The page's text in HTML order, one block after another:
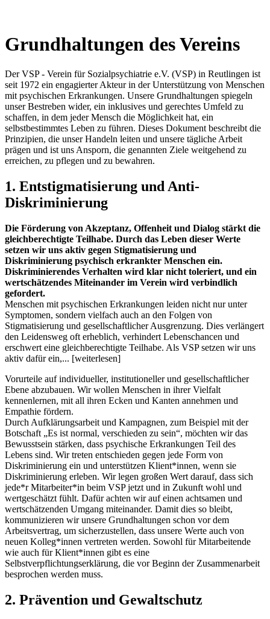
Grundhaltungen des Vereins
Der VSP - Verein für Sozialpsychiatrie e.V. (VSP) in Reutlingen ist
seit 1972 ein engagierter Akteur in der Unterstützung von Menschen
mit psychischen Erkrankungen. Unsere Grundhaltungen spiegeln
unser Bestreben wider, ein inklusives und gerechtes Umfeld zu
schaffen, in dem jeder Mensch die Möglichkeit hat, ein
selbstbestimmtes Leben zu führen. Dieses Dokument beschreibt die
Prinzipien, die unser Handeln leiten und unsere tägliche Arbeit
prägen und ist uns Ansporn, die genannten Ziele weitgehend zu
erreichen, zu pflegen und zu bewahren.
1. Entstigmatisierung und Anti-
Diskriminierung
Die Förderung von Akzeptanz, Offenheit und Dialog stärkt die
gleichberechtigte Teilhabe. Durch das Leben dieser Werte
setzen wir uns aktiv gegen Stigmatisierung und
Diskriminierung psychisch erkrankter Menschen ein.
Diskriminierendes Verhalten wird klar nicht toleriert, und ein
wertschätzendes Miteinander im Verein wird verbindlich
gefordert.
Menschen mit psychischen Erkrankungen leiden nicht nur unter
Symptomen, sondern vielfach auch an den Folgen von
Stigmatisierung und gesellschaftlicher Ausgrenzung. Dies verlängert
den Leidensweg oft erheblich, verhindert Lebenschancen und
erschwert eine gleichberechtigte Teilhabe. Als VSP setzen wir uns
aktiv dafür ein,... [weiterlesen]
Vorurteile auf individueller, institutioneller und gesellschaftlicher
Ebene abzubauen. Wir wollen Menschen in ihrer Vielfalt
kennenlernen, mit all ihren Ecken und Kanten annehmen und
Empathie fördern.
Durch Aufklärungsarbeit und Kampagnen, zum Beispiel mit der
Botschaft „Es ist normal, verschieden zu sein“, möchten wir das
Bewusstsein stärken, dass psychische Erkrankungen Teil des
Lebens sind. Wir treten entschieden gegen jede Form von
Diskriminierung ein und unterstützen Klient*innen, wenn sie
Diskriminierung erleben. Wir legen großen Wert darauf, dass sich
jede*r Mitarbeiter*in beim VSP jetzt und in Zukunft wohl und
wertgeschätzt fühlt. Dafür achten wir auf einen achtsamen und
wertschätzenden Umgang miteinander. Damit dies so bleibt,
kommunizieren wir unsere Grundhaltungen schon vor dem
Arbeitsvertrag, um sicherzustellen, dass unsere Werte auch von
neuen Kolleg*innen vertreten werden. Sowohl für Mitarbeitende
wie auch für Klient*innen gibt es eine
Selbstverpflichtungserklärung, die vor Beginn der Zusammenarbeit
besprochen werden muss.
2. Prävention und Gewaltschutz